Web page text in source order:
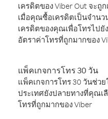
เครดิตของ Viber Out จะถู
เมื่อคุณซื้อเครดิตเป็นจำนว
เครดิตของคุณเพื่อโทรไปยั
อัตราค่าโทรที่ถูกมากของ
แพ็คเกจการโทร 30 วัน
แพ็คเกจการโทร 30 วันช่ว
ประเทศยังปลายทางที่คุณเ
โทรที่ถูกมากของ Viber